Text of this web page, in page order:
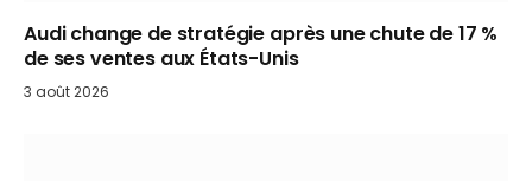
Audi change de stratégie après une chute de 17 %
de ses ventes aux États-Unis
3 août 2026